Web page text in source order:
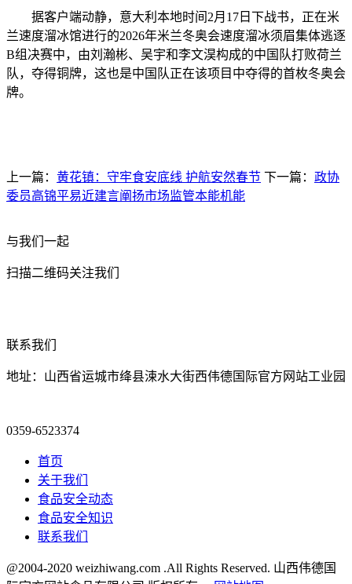
据客户端动静，意大利本地时间2月17日下战书，正在米
兰速度溜冰馆进行的2026年米兰冬奥会速度溜冰须眉集体逃逐
B组决赛中，由刘瀚彬、吴宇和李文淏构成的中国队打败荷兰
队，夺得铜牌，这也是中国队正在该项目中夺得的首枚冬奥会
牌。
上一篇： 黄花镇：守牢食安底线 护航安然春节 下一篇： 政协
委员高锦平易近建言阐扬市场监管本能机能
与我们一起
扫描二维码关注我们
联系我们
地址：山西省运城市绛县涑水大街西伟德国际官方网站工业园
0359-6523374
首页
关于我们
食品安全动态
食品安全知识
联系我们
@2004-2020 weizhiwang.com .All Rights Reserved. 山西伟德国